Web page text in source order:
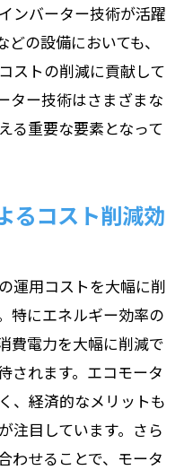
ンバーター技術が活躍
の設備においても、
ストの削減に貢献して
ター技術はさまざまな
る重要な要素となって
るコスト削減効
運用コストを大幅に削
特にエネルギー効率の
費電力を大幅に削減で
されます。エコモータ
、経済的なメリットも
注目しています。さら
わせることで、モータ